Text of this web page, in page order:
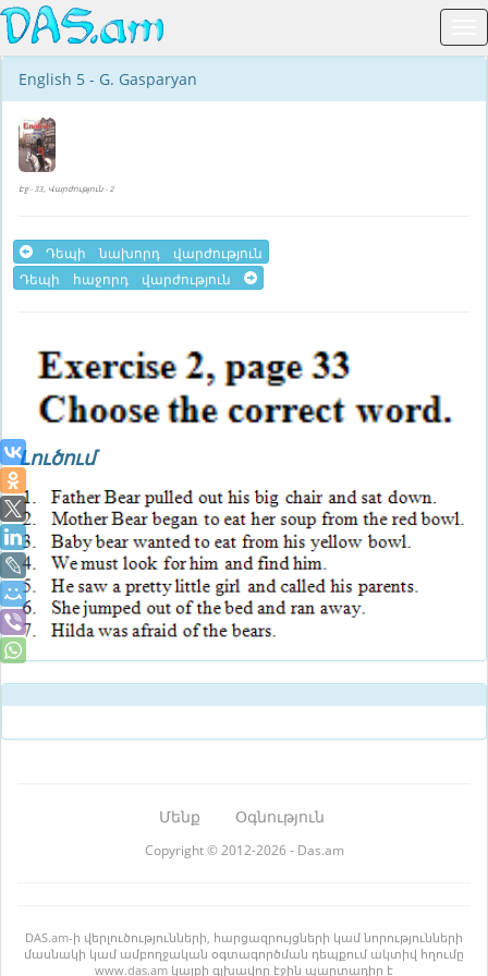
English 5 - G. Gasparyan
Էջ - 33, Վարժություն - 2
Դեպի նախորդ վարժություն
Դեպի հաջորդ վարժություն
Լուծում
Մենք Օգնություն
Copyright © 2012-2026 - Das.am
DAS.am-ի վերլուծությունների, հարցազրույցների կամ նորությունների
մասնակի կամ ամբողջական օգտագործման դեպքում ակտիվ հղումը
www.das.am կայքի գլխավոր էջին պարտադիր է